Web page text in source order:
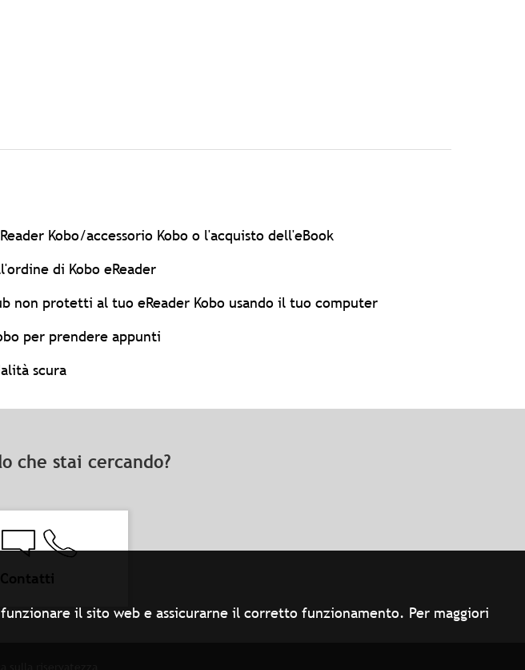
il sito web e assicurarne il corretto funzionamento. Per maggiori
Kobo/accessorio Kobo o l'acquisto dell'eBook
di Kobo eReader
non protetti al tuo eReader Kobo usando il tuo computer
per prendere appunti
scura
che stai cercando?
Contatti